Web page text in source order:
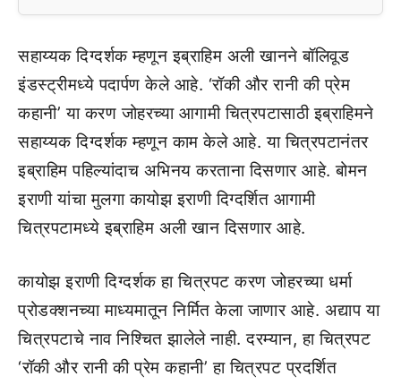
सहाय्यक दिग्दर्शक म्हणून इब्राहिम अली खानने बॉलिवूड
इंडस्ट्रीमध्ये पदार्पण केले आहे. ‘रॉकी और रानी की प्रेम
कहानी’ या करण जोहरच्या आगामी चित्रपटासाठी इब्राहिमने
सहाय्यक दिग्दर्शक म्हणून काम केले आहे. या चित्रपटानंतर
इब्राहिम पहिल्यांदाच अभिनय करताना दिसणार आहे. बोमन
इराणी यांचा मुलगा कायोझ इराणी दिग्दर्शित आगामी
चित्रपटामध्ये इब्राहिम अली खान दिसणार आहे.
कायोझ इराणी दिग्दर्शक हा चित्रपट करण जोहरच्या धर्मा
प्रोडक्शनच्या माध्यमातून निर्मित केला जाणार आहे. अद्याप या
चित्रपटाचे नाव निश्चित झालेले नाही. दरम्यान, हा चित्रपट
‘रॉकी और रानी की प्रेम कहानी’ हा चित्रपट प्रदर्शित